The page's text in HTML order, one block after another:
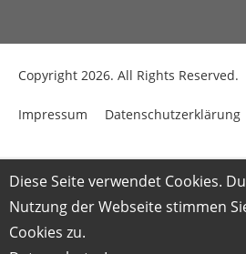
Copyright 2026. All Rights Reserved.
Impressum Datenschutzerklärung
Diese Seite verwendet Cookies.
Nutzung der Webseite stimmen
Cookies zu.